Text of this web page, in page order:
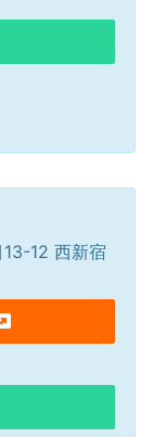
12 西新宿